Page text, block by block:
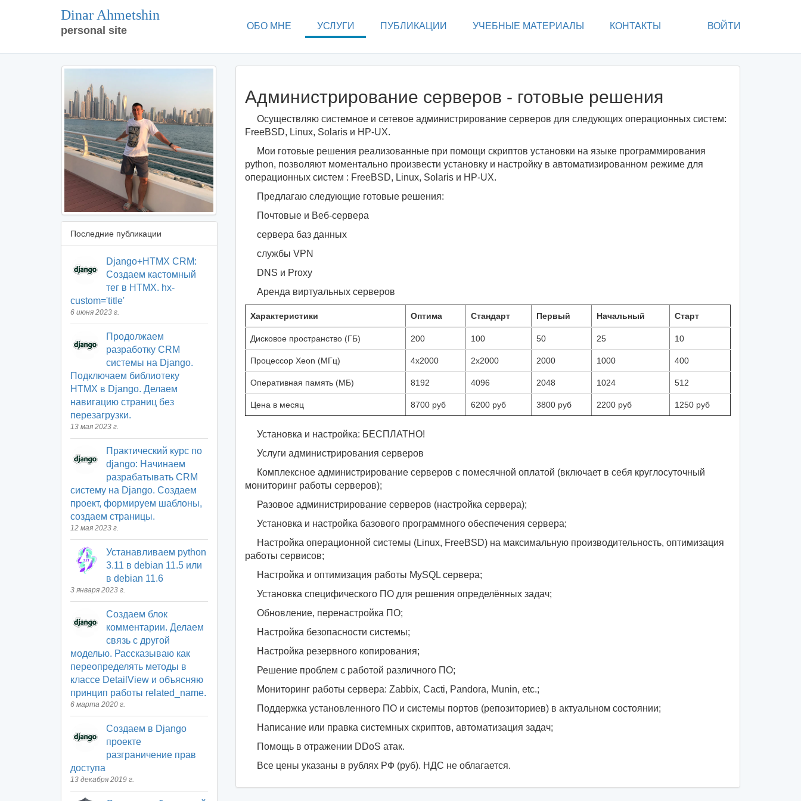
Dinar Ahmetshin
personal site ОБО МНЕ УСЛУГИ ПУБЛИКАЦИИ УЧЕБНЫЕ МАТЕРИАЛЫ КОНТАКТЫ ВОЙТИ
Последние публикации
Django+HTMX CRM:
Создаем кастомный
тег в HTMX. hx-
custom='title'
6 июня 2023 г.
Продолжаем
разработку CRM
системы на Django.
Подключаем библиотеку
HTMX в Django. Делаем
навигацию страниц без
перезагрузки.
13 мая 2023 г.
Практический курс по
django: Начинаем
разрабатывать CRM
систему на Django. Создаем
проект, формируем шаблоны,
создаем страницы.
12 мая 2023 г.
Устанавливаем python
3.11 в debian 11.5 или
в debian 11.6
3 января 2023 г.
Создаем блок
комментарии. Делаем
связь с другой
моделью. Рассказываю как
переопределять методы в
классе DetailView и объясняю
принцип работы related_name.
6 марта 2020 г.
Создаем в Django
проекте
разграничение прав
доступа
13 декабря 2019 г.
Администрирование серверов - готовые решения
Осуществляю системное и сетевое администрирование серверов для следующих операционных систем:
FreeBSD, Linux, Solaris и HP-UX.
Мои готовые решения реализованные при помощи скриптов установки на языке программирования
python, позволяют моментально произвести установку и настройку в автоматизированном режиме для
операционных систем : FreeBSD, Linux, Solaris и HP-UX.
Предлагаю следующие готовые решения:
Почтовые и Веб-сервера
сервера баз данных
службы VPN
DNS и Proxy
Аренда виртуальных серверов
Характеристики Оптима Стандарт Первый Начальный Старт
Дисковое пространство (ГБ) 200 100 50 25 10
Процессор Xeon (МГц) 4x2000 2x2000 2000 1000 400
Оперативная память (МБ) 8192 4096 2048 1024 512
Цена в месяц 8700 руб 6200 руб 3800 руб 2200 руб 1250 руб
Установка и настройка: БЕСПЛАТНО!
Услуги администрирования серверов
Комплексное администрирование серверов с помесячной оплатой (включает в себя круглосуточный
мониторинг работы серверов);
Разовое администрирование серверов (настройка сервера);
Установка и настройка базового программного обеспечения сервера;
Настройка операционной системы (Linux, FreeBSD) на максимальную производительность, оптимизация
работы сервисов;
Настройка и оптимизация работы MySQL сервера;
Установка специфического ПО для решения определённых задач;
Обновление, перенастройка ПО;
Настройка безопасности системы;
Настройка резервного копирования;
Решение проблем с работой различного ПО;
Мониторинг работы сервера: Zabbix, Cacti, Pandora, Munin, etc.;
Поддержка установленного ПО и системы портов (репозиториев) в актуальном состоянии;
Написание или правка системных скриптов, автоматизация задач;
Помощь в отражении DDoS атак.
Все цены указаны в рублях РФ (руб). НДС не облагается.